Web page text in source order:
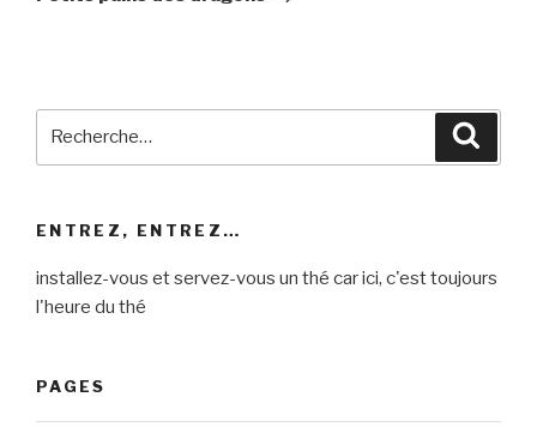
ENTREZ, ENTREZ…
installez-vous et servez-vous un thé car ici, c'est toujours
l'heure du thé
PAGES